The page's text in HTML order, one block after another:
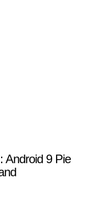
Android 9 Pie